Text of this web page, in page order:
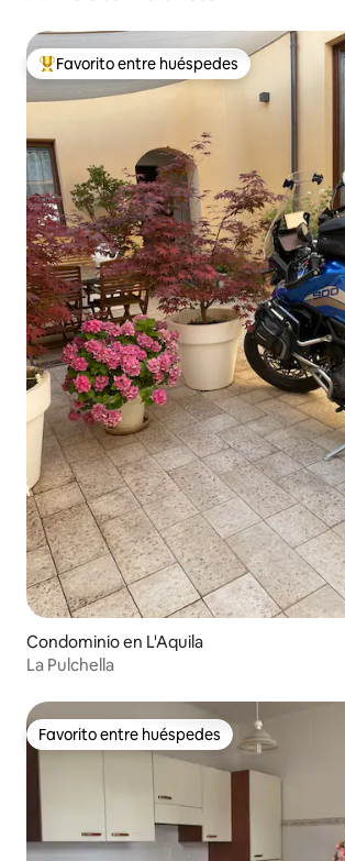
De los mejores en Favorito entre huéspedes
Favorito entre huéspedes
Condominio en L'Aquila
La Pulchella
Favorito entre huéspedes
Favorito entre huéspedes